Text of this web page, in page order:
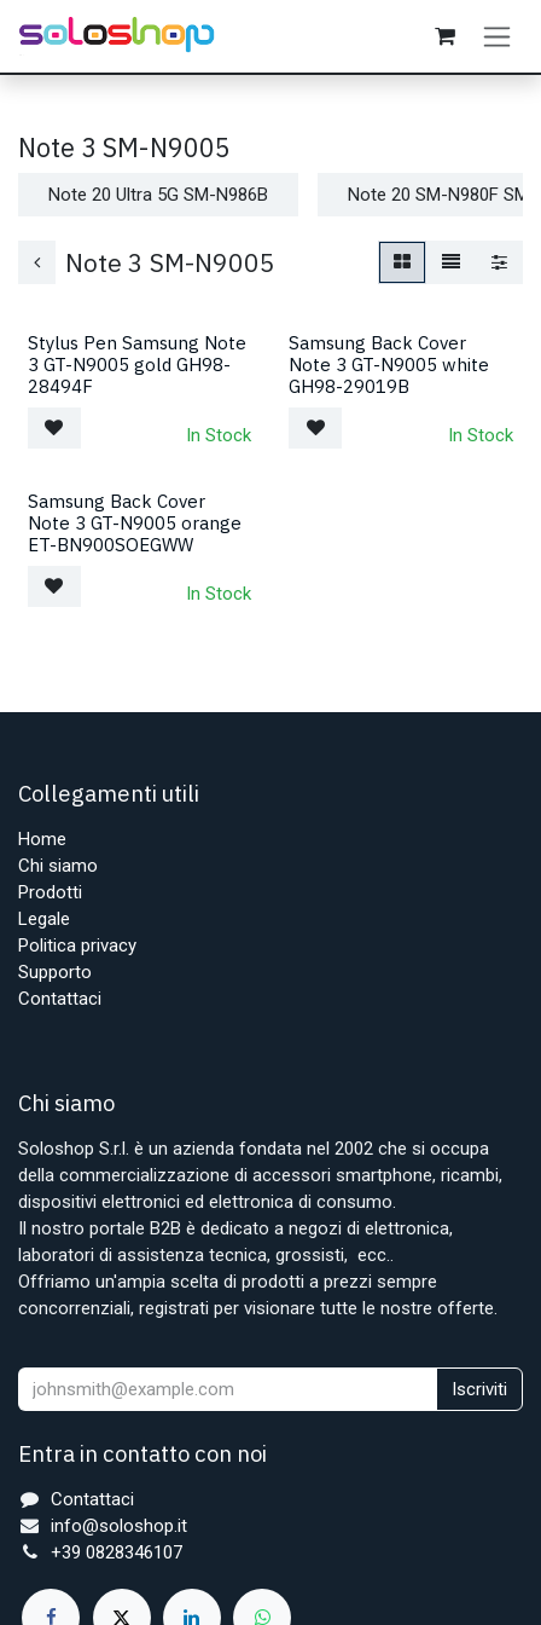
Passa al contenuto
Note 3 SM-N9005
Note 20 Ultra 5G SM-N986B Note 20 SM-N980F SM-
Note 3 SM-N9005
Stylus Pen Samsung Note
3 GT-N9005 gold GH98-
28494F
In Stock
Samsung Back Cover
Note 3 GT-N9005 white
GH98-29019B
In Stock
Samsung Back Cover
Note 3 GT-N9005 orange
ET-BN900SOEGWW
In Stock
Collegamenti utili
Home
Chi siamo
Prodotti
Legale
Politica privacy
Supporto
Contattaci
Chi siamo
Soloshop S.r.l. è un azienda fondata nel 2002 che si occupa
della commercializzazione di accessori smartphone, ricambi,
dispositivi elettronici ed elettronica di consumo.
Il nostro portale B2B è dedicato a negozi di elettronica,
laboratori di assistenza tecnica, grossisti, ecc..
Offriamo un'ampia scelta di prodotti a prezzi sempre
concorrenziali, registrati per visionare tutte le nostre offerte.
Iscriviti
Entra in contatto con noi
Contattaci
info@soloshop.it
+39 0828346107